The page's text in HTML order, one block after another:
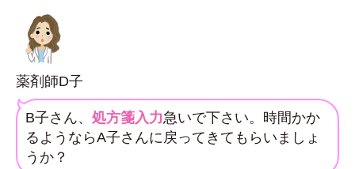
薬剤師D子
B子さん、 処方箋入力急いで下さい。時間かか
るようならA子さんに戻ってきてもらいましょ
うか？